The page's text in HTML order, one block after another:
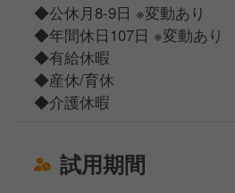
◆公休月8-9日 ※変動あり
◆年間休日107日 ※変動あり
◆有給休暇
◆産休/育休
◆介護休暇
試用期間